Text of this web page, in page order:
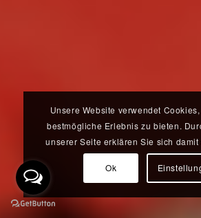
Unsere Website verwendet
bestmögliche Erlebnis zu bieten.
unserer Seite erklären Sie sich
Ok